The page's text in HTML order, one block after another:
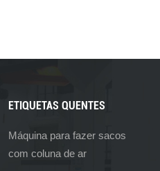
ETIQUETAS QUENTES
Máquina para fazer sacos
com coluna de ar